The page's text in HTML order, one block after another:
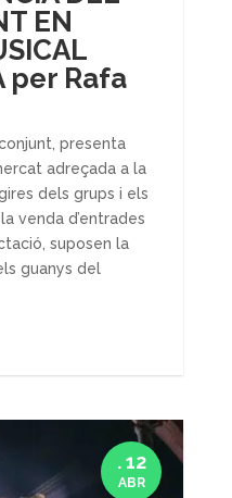
EN
per Rafa
presenta
adreçada a la
dels grups i els
venda d’entrades
suposen la
guanys del
. 12
ABR